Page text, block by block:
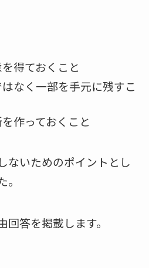
得ておくこと
なく一部を手元に残すこ
作っておくこと
ないためのポイントとし
答を掲載します。